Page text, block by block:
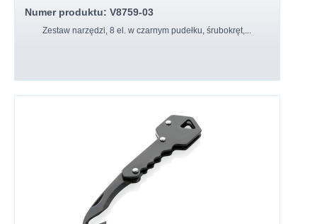
Numer produktu: V8759-03
Zestaw narzędzi, 8 el. w czarnym pudełku, śrubokręt,...